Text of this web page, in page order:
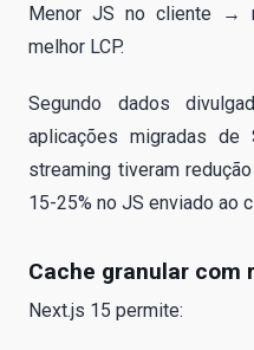
Menor JS no cliente →
melhor LCP.
Segundo dados
aplicações migradas de
streaming tiveram
15-25% no JS enviado ao
Cache granular com
Next.js 15 permite: